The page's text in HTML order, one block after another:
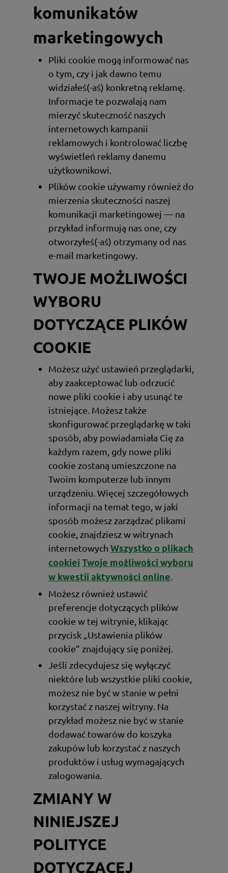
komunikatów
marketingowych
Pliki cookie mogą informować nas
o tym, czy i jak dawno temu
widziałeś(-aś) konkretną reklamę.
Informacje te pozwalają nam
mierzyć skuteczność naszych
internetowych kampanii
reklamowych i kontrolować liczbę
wyświetleń reklamy danemu
użytkownikowi.
Plików cookie używamy również do
mierzenia skuteczności naszej
komunikacji marketingowej — na
przykład informują nas one, czy
otworzyłeś(-aś) otrzymany od nas
e-mail marketingowy.
TWOJE MOŻLIWOŚCI
WYBORU
DOTYCZĄCE PLIKÓW
COOKIE
Możesz użyć ustawień przeglądarki,
aby zaakceptować lub odrzucić
nowe pliki cookie i aby usunąć te
istniejące. Możesz także
skonfigurować przeglądarkę w taki
sposób, aby powiadamiała Cię za
każdym razem, gdy nowe pliki
cookie zostaną umieszczone na
Twoim komputerze lub innym
urządzeniu. Więcej szczegółowych
informacji na temat tego, w jaki
sposób możesz zarządzać plikami
cookie, znajdziesz w witrynach
internetowych Wszystko o plikach
cookiei Twoje możliwości wyboru
w kwestii aktywności online
Możesz również ustawić
preferencje dotyczących plików
cookie w tej witrynie, klikając
przycisk „Ustawienia plików
cookie” znajdujący się poniżej.
Jeśli zdecydujesz się wyłączyć
niektóre lub wszystkie pliki cookie,
możesz nie być w stanie w pełni
korzystać z naszej witryny. Na
przykład możesz nie być w stanie
dodawać towarów do koszyka
zakupów lub korzystać z naszych
produktów i usług wymagających
zalogowania.
ZMIANY W
NINIEJSZEJ
POLITYCE
DOTYCZĄCEJ